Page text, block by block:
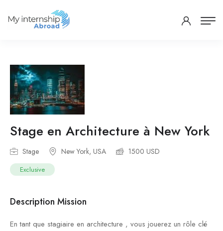
Stage en Architecture à New York
Stage New York, USA 1500 USD
Exclusive
Description Mission
En tant que stagiaire en architecture , vous jouerez un rôle clé